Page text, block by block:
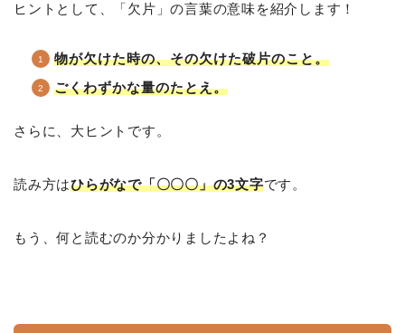
ヒントとして、「欠片」の言葉の意味を紹介します！
物が欠けた時の、その欠けた破片のこと。
ごくわずかな量のたとえ。
さらに、大ヒントです。
読み方はひらがなで「〇〇〇」の3文字です。
もう、何と読むのか分かりましたよね？